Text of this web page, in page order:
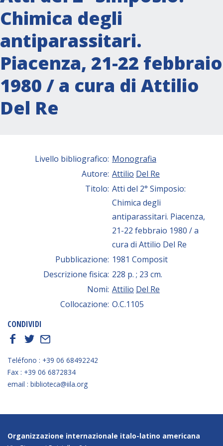
Chimica degli
antiparassitari.
Piacenza, 21-22 febbraio
1980 / a cura di Attilio
Del Re
Livello bibliografico: Monografia
Autore: Attilio Del Re
Titolo: Atti del 2° Simposio:
Chimica degli
antiparassitari. Piacenza,
21-22 febbraio 1980 / a
cura di Attilio Del Re
Pubblicazione: 1981 Composit
Descrizione fisica: 228 p. ; 23 cm.
Nomi: Attilio Del Re
Collocazione: O.C.1105
CONDIVIDI
f
t E
Teléfono : +39 06 68492242
Fax : +39 06 6872834
email : biblioteca@iila.org
Organizzazione internazionale italo-latino americana